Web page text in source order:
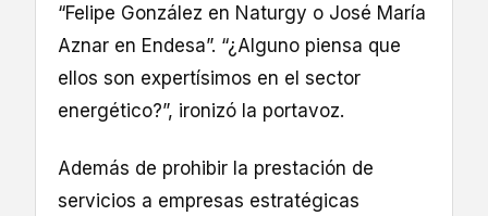
“Felipe González en Naturgy o José María
Aznar en Endesa”. “¿Alguno piensa que
ellos son expertísimos en el sector
energético?”, ironizó la portavoz.
Además de prohibir la prestación de
servicios a empresas estratégicas